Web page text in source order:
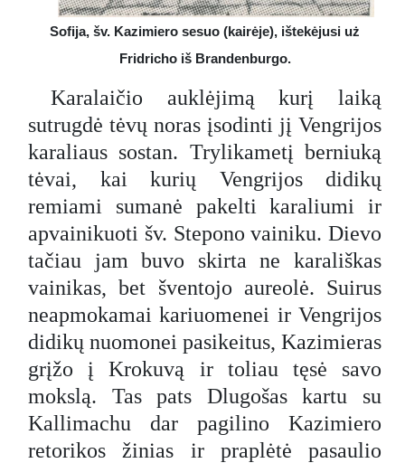
Sofija, šv. Kazimiero sesuo (kairėje), ištekėjusi uż
Fridricho iš Brandenburgo.
Karalaičio auklėjimą kurį laiką
sutrugdė tėvų noras įsodinti jį Vengrijos
karaliaus sostan. Trylikametį berniuką
tėvai, kai kurių Vengrijos didikų
remiami sumanė pakelti karaliumi ir
apvainikuoti šv. Stepono vainiku. Dievo
tačiau jam buvo skirta ne karališkas
vainikas, bet šventojo aureolė. Suirus
neapmokamai kariuomenei ir Vengrijos
didikų nuomonei pasikeitus, Kazimieras
grįžo į Krokuvą ir toliau tęsė savo
mokslą. Tas pats Dlugošas kartu su
Kallimachu dar pagilino Kazimiero
retorikos žinias ir praplėtė pasaulio